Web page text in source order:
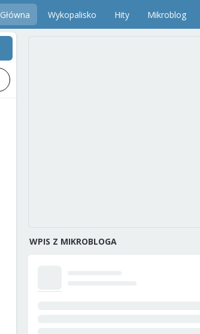
Główna Wykopalisko Hity Mikroblog
WPIS Z MIKROBLOGA